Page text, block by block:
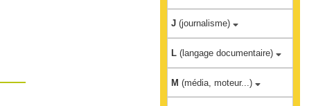
J(journalisme)
L(langage documentaire)
M (média, moteur...)